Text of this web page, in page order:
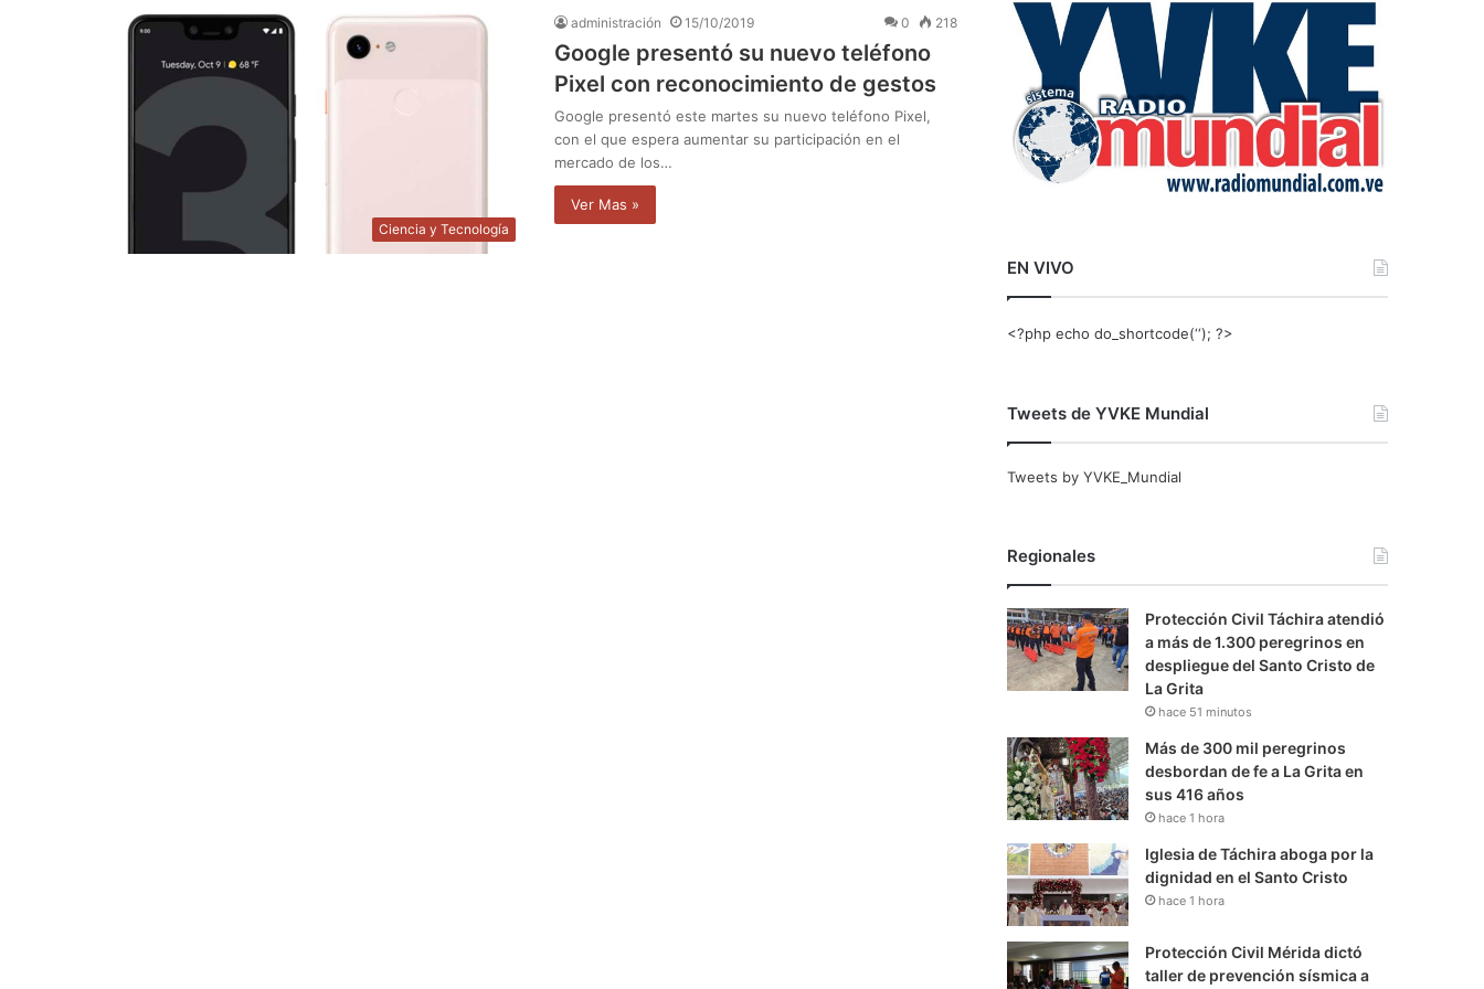
Ciencia y Tecnología
administración 15/10/2019 0 218
Google presentó su nuevo teléfono
Pixel con reconocimiento de gestos
Google presentó este martes su nuevo teléfono Pixel,
con el que espera aumentar su participación en el
mercado de los…
Ver Mas »
r
EN VIVO
<?php echo do_shortcode(‘‘); ?>
Tweets de YVKE Mundial
Tweets by YVKE_Mundial
Regionales
Protección Civil Táchira atendió
a más de 1.300 peregrinos en
despliegue del Santo Cristo de
La Grita
hace 51 minutos
Más de 300 mil peregrinos
desbordan de fe a La Grita en
sus 416 años
hace 1 hora
Iglesia de Táchira aboga por la
dignidad en el Santo Cristo
hace 1 hora
Protección Civil Mérida dictó
taller de prevención sísmica a